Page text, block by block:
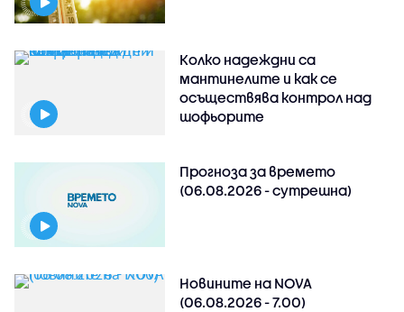
Колко надеждни са
мантинелите и как се
осъществява контрол над
шофьорите
Прогноза за времето
(06.08.2026 - сутрешна)
Новините на NOVA
(06.08.2026 - 7.00)